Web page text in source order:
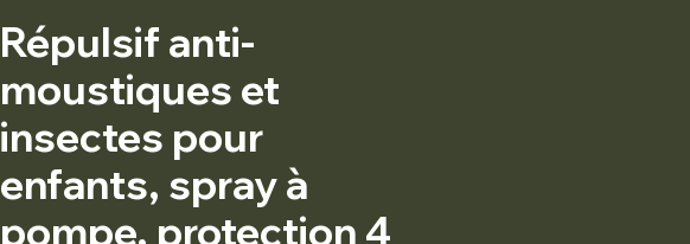
Répulsif anti-
moustiques et
insectes pour
enfants, spray à
pompe, protection 4